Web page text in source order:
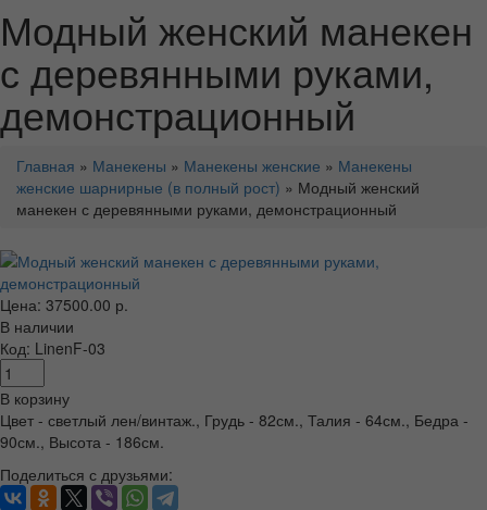
Модный женский манекен
с деревянными руками,
демонстрационный
Главная » Манекены » Манекены женские » Манекены
женские шарнирные (в полный рост) » Модный женский
манекен с деревянными руками, демонстрационный
Цена: 37500.00 р.
В наличии
Код: LinenF-03
В корзину
Цвет - светлый лен/винтаж., Грудь - 82см., Талия - 64см., Бедра -
90см., Высота - 186см.
Поделиться с друзьями: